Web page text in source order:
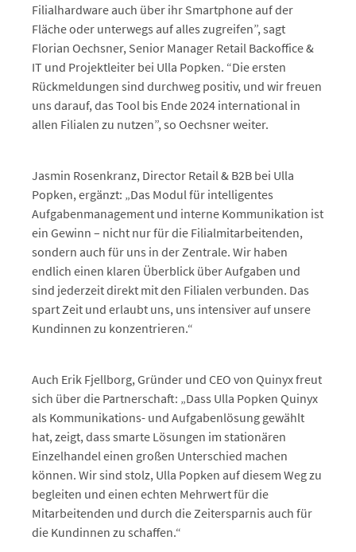
Filialhardware auch über ihr Smartphone auf der
Fläche oder unterwegs auf alles zugreifen”, sagt
Florian Oechsner, Senior Manager Retail Backoffice &
IT und Projektleiter bei Ulla Popken. “Die ersten
Rückmeldungen sind durchweg positiv, und wir freuen
uns darauf, das Tool bis Ende 2024 international in
allen Filialen zu nutzen”, so Oechsner weiter.
Jasmin Rosenkranz, Director Retail & B2B bei Ulla
Popken, ergänzt: „Das Modul für intelligentes
Aufgabenmanagement und interne Kommunikation ist
ein Gewinn – nicht nur für die Filialmitarbeitenden,
sondern auch für uns in der Zentrale. Wir haben
endlich einen klaren Überblick über Aufgaben und
sind jederzeit direkt mit den Filialen verbunden. Das
spart Zeit und erlaubt uns, uns intensiver auf unsere
Kundinnen zu konzentrieren.“
Auch Erik Fjellborg, Gründer und CEO von Quinyx freut
sich über die Partnerschaft: „Dass Ulla Popken Quinyx
als Kommunikations- und Aufgabenlösung gewählt
hat, zeigt, dass smarte Lösungen im stationären
Einzelhandel einen großen Unterschied machen
können. Wir sind stolz, Ulla Popken auf diesem Weg zu
begleiten und einen echten Mehrwert für die
Mitarbeitenden und durch die Zeitersparnis auch für
die Kundinnen zu schaffen.“